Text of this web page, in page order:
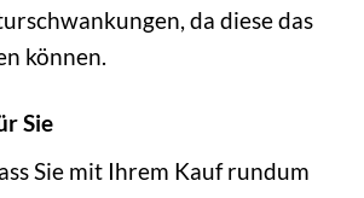
da diese das
können.
Sie
Sie mit Ihrem Kauf rundum